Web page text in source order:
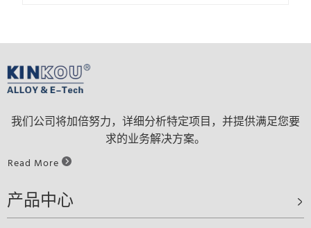
我们公司将加倍努力，详细分析特定项目，并提供满足您要
求的业务解决方案。
Read More
产品中心